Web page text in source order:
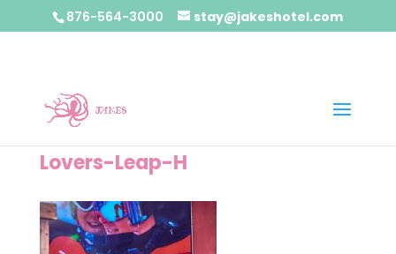
876-564-3000 stay@jakeshotel.com
Lovers-Leap-H